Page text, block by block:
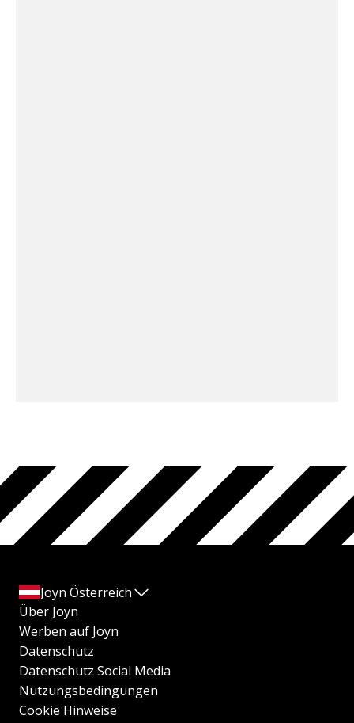
Joyn Österreich
Über Joyn
Werben auf Joyn
Datenschutz
Datenschutz Social Media
Nutzungsbedingungen
Cookie Hinweise